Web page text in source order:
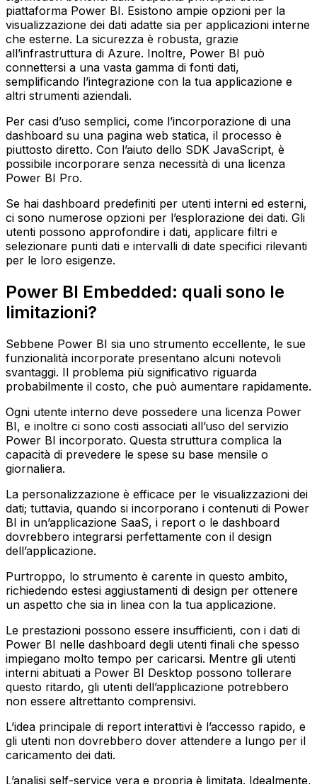
piattaforma Power BI. Esistono ampie opzioni per la
visualizzazione dei dati adatte sia per applicazioni interne
che esterne. La sicurezza è robusta, grazie
all’infrastruttura di Azure. Inoltre, Power BI può
connettersi a una vasta gamma di fonti dati,
semplificando l’integrazione con la tua applicazione e
altri strumenti aziendali.
Per casi d’uso semplici, come l’incorporazione di una
dashboard su una pagina web statica, il processo è
piuttosto diretto. Con l’aiuto dello SDK JavaScript, è
possibile incorporare senza necessità di una licenza
Power BI Pro.
Se hai dashboard predefiniti per utenti interni ed esterni,
ci sono numerose opzioni per l’esplorazione dei dati. Gli
utenti possono approfondire i dati, applicare filtri e
selezionare punti dati e intervalli di date specifici rilevanti
per le loro esigenze.
Power BI Embedded: quali sono le
limitazioni?
Sebbene Power BI sia uno strumento eccellente, le sue
funzionalità incorporate presentano alcuni notevoli
svantaggi. Il problema più significativo riguarda
probabilmente il costo, che può aumentare rapidamente.
Ogni utente interno deve possedere una licenza Power
BI, e inoltre ci sono costi associati all’uso del servizio
Power BI incorporato. Questa struttura complica la
capacità di prevedere le spese su base mensile o
giornaliera.
La personalizzazione è efficace per le visualizzazioni dei
dati; tuttavia, quando si incorporano i contenuti di Power
BI in un’applicazione SaaS, i report o le dashboard
dovrebbero integrarsi perfettamente con il design
dell’applicazione.
Purtroppo, lo strumento è carente in questo ambito,
richiedendo estesi aggiustamenti di design per ottenere
un aspetto che sia in linea con la tua applicazione.
Le prestazioni possono essere insufficienti, con i dati di
Power BI nelle dashboard degli utenti finali che spesso
impiegano molto tempo per caricarsi. Mentre gli utenti
interni abituati a Power BI Desktop possono tollerare
questo ritardo, gli utenti dell’applicazione potrebbero
non essere altrettanto comprensivi.
L’idea principale di report interattivi è l’accesso rapido, e
gli utenti non dovrebbero dover attendere a lungo per il
caricamento dei dati.
L’analisi self-service vera e propria è limitata. Idealmente,